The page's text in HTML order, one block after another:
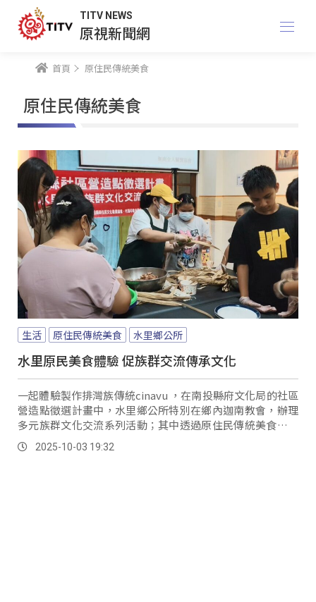
TITV NEWS
原視新聞網
首頁 原住民傳統美食
原住民傳統美食
生活 原住民傳統美食 水里鄉公所
水里原民美食體驗 促族群交流傳承文化
一起體驗製作排灣族傳統cinavu ，在南投縣府文化局的社區
營造點徵選計畫中，水里鄉公所特別在鄉內迦南教會，辦理
多元族群文化交流系列活動；其中透過原住民傳統美食，讓
大家不分族群一起來學習，促進情感交流。
2025-10-03 19:32